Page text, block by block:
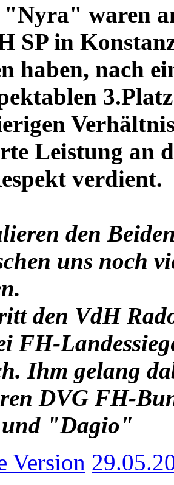
"Nyra" waren
SP in
haben, nach
Leistung an
verdient.
den
uns noch
den VdH
FH-
Ihm gelang
DVG FH-
"Dagio"
Version